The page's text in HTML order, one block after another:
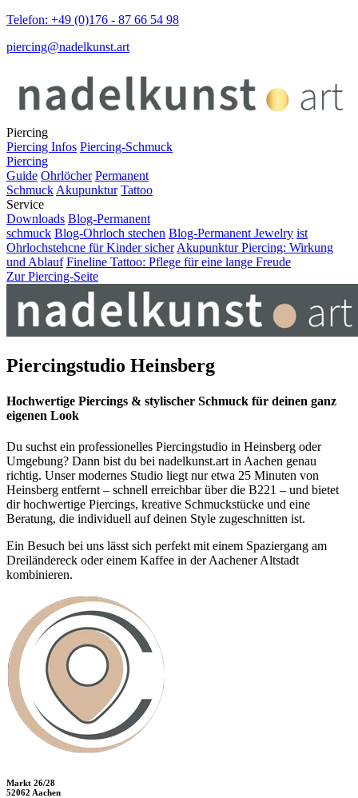
Telefon: +49 (0)176 - 87 66 54 98
piercing@nadelkunst.art
Piercing
Piercing Infos Piercing-Schmuck
Piercing
Guide Ohrlöcher Permanent
Schmuck Akupunktur Tattoo
Service
Downloads Blog-Permanent
schmuck Blog-Ohrloch stechen Blog-Permanent Jewelry ist
Ohrlochstehcne für Kinder sicher Akupunktur Piercing: Wirkung
und Ablauf Fineline Tattoo: Pflege für eine lange Freude
Zur Piercing-Seite
Piercingstudio Heinsberg
Hochwertige Piercings & stylischer Schmuck für deinen ganz
eigenen Look
Du suchst ein professionelles Piercingstudio in Heinsberg oder
Umgebung? Dann bist du bei nadelkunst.art in Aachen genau
richtig. Unser modernes Studio liegt nur etwa 25 Minuten von
Heinsberg entfernt – schnell erreichbar über die B221 – und bietet
dir hochwertige Piercings, kreative Schmuckstücke und eine
Beratung, die individuell auf deinen Style zugeschnitten ist.
Ein Besuch bei uns lässt sich perfekt mit einem Spaziergang am
Dreiländereck oder einem Kaffee in der Aachener Altstadt
kombinieren.
Markt 26/28
52062 Aachen